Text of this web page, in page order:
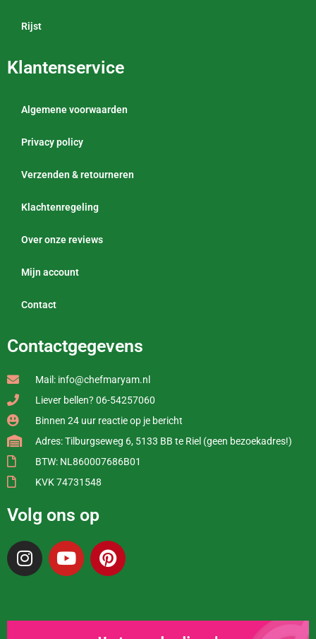
Rijst
Klantenservice
Algemene voorwaarden
Privacy policy
Verzenden & retourneren
Klachtenregeling
Over onze reviews
Mijn account
Contact
Contactgegevens
Mail: info@chefmaryam.nl
Liever bellen? 06-54257060
Binnen 24 uur reactie op je bericht
Adres: Tilburgseweg 6, 5133 BB te Riel (geen bezoekadres!)
BTW: NL860007686B01
KVK 74731548
Volg ons op
I
n
a
Y
o
u
P
i
e